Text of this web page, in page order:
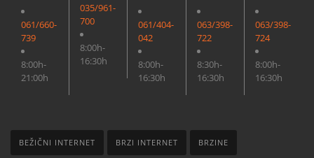
061/660-
739
8:00h-
21:00h
035/961-
700
8:00h-
16:30h
061/404-
042
8:00h-
16:30h
063/398-
722
8:30h-
16:30h
063/398-
724
8:00h-
16:30h
BEŽIČNI INTERNET BRZI INTERNET BRZINE